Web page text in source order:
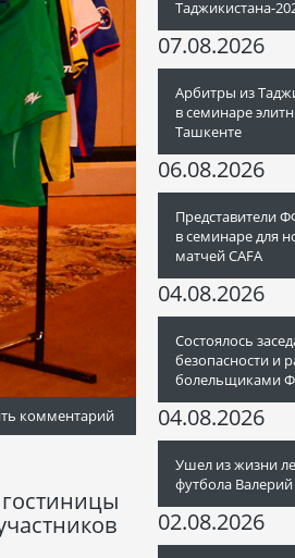
комментарий
Таджикистана-
07.08.2026
Арбитры из
в семинаре
Ташкенте
06.08.2026
Представители
в семинаре для
матчей CAFA
04.08.2026
Состоялось
безопасности и
болельщиками
04.08.2026
Ушел из жизни
футбола
02.08.2026